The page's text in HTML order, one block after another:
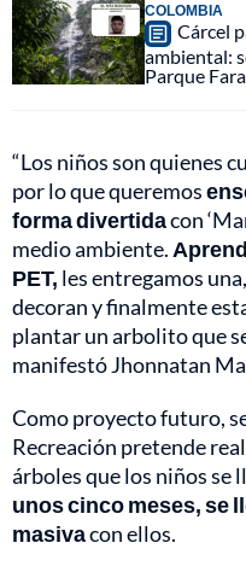
COLOMBIA
Cárcel
ambiental:
Parque
“Los niños son quienes
por lo que queremos
forma divertidacon
medio ambiente.
PET, les entregamos
decoran y finalmente
plantar un arbolito que
manifestó Jhonnatan
Como proyecto futuro,
Recreación pretende
árboles que los niños se
unos cinco meses, se
masivacon ellos.